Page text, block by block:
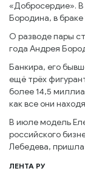
«Добросердие». В
Бородина, в
О разводе пары
года Андрея
Банкира, его
ещё трёх
более 14,5
как все они
В июле модель
российского
Лебедева, пришла
ЛЕНТА РУ